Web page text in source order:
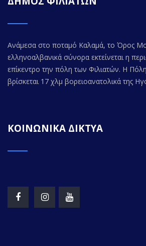
Ανάμεσα στο ποταμό Καλαμά, το Όρος
ελληνοαλβανικά σύνορα εκτείνεται η
επίκεντρο την πόλη των Φιλιατών. Η
βρίσκεται 17 χλμ βορειοανατολικά της
ΚΟΙΝΩΝΙΚΑ ΔΙΚΤΥΑ